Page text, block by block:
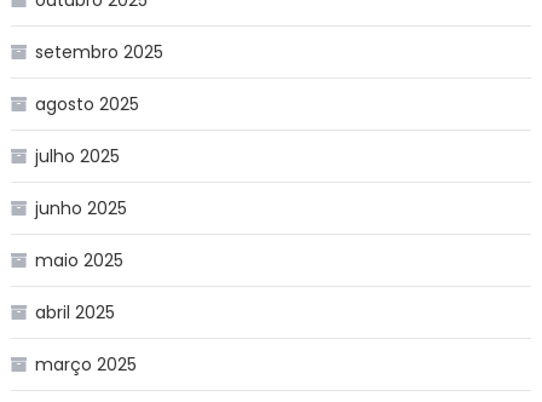
setembro 2025
agosto 2025
julho 2025
junho 2025
maio 2025
abril 2025
março 2025